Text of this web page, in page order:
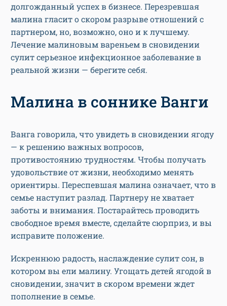
долгожданный успех в бизнесе. Перезревшая
малина гласит о скором разрыве отношений с
партнером, но, возможно, оно и к лучшему.
Лечение малиновым вареньем в сновидении
сулит серьезное инфекционное заболевание в
реальной жизни — берегите себя.
Малина в соннике Ванги
Ванга говорила, что увидеть в сновидении ягоду
— к решению важных вопросов,
противостоянию трудностям. Чтобы получать
удовольствие от жизни, необходимо менять
ориентиры. Переспевшая малина означает, что в
семье наступит разлад. Партнеру не хватает
заботы и внимания. Постарайтесь проводить
свободное время вместе, сделайте сюрприз, и вы
исправите положение.
Искреннюю радость, наслаждение сулит сон, в
котором вы ели малину. Угощать детей ягодой в
сновидении, значит в скором времени ждет
пополнение в семье.